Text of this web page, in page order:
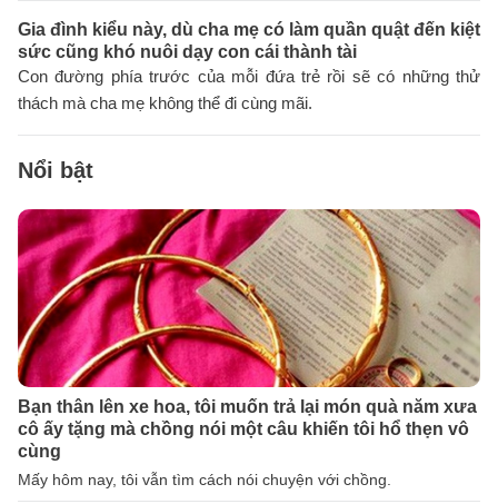
Gia đình kiểu này, dù cha mẹ có làm quần quật đến kiệt
sức cũng khó nuôi dạy con cái thành tài
Con đường phía trước của mỗi đứa trẻ rồi sẽ có những thử
thách mà cha mẹ không thể đi cùng mãi.
Nổi bật
Bạn thân lên xe hoa, tôi muốn trả lại món quà năm xưa
cô ấy tặng mà chồng nói một câu khiến tôi hổ thẹn vô
cùng
Mấy hôm nay, tôi vẫn tìm cách nói chuyện với chồng.